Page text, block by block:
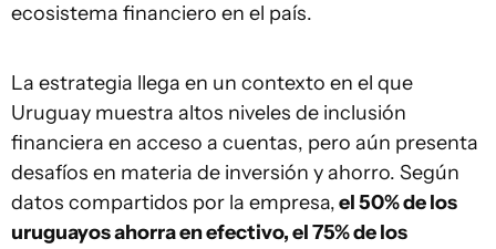
ecosistema financiero en el país.
La estrategia llega en un contexto en el que
Uruguay muestra altos niveles de inclusión
financiera en acceso a cuentas, pero aún presenta
desafíos en materia de inversión y ahorro. Según
datos compartidos por la empresa,el 50% de los
uruguayos ahorra en efectivo, el 75% de los